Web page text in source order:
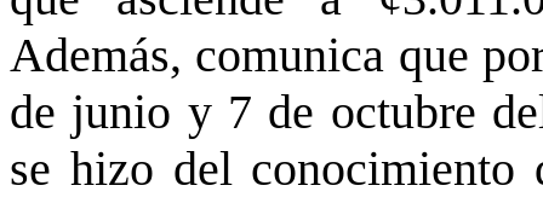
Además, comunica que
de junio y 7 de octubre
se hizo del